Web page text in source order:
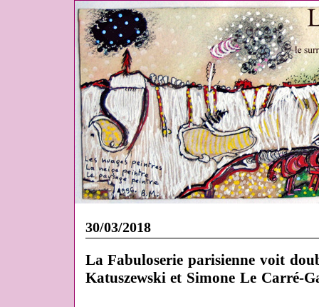
30/03/2018
La Fabuloserie parisienne voit
Katuszewski et Simone Le Carré-